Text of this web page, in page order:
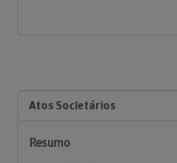
Atos Societários
Resumo